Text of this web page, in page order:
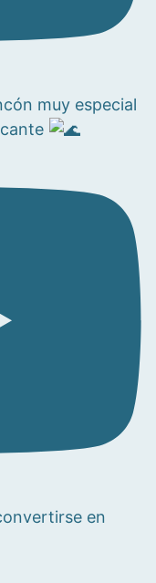
muy especial
en